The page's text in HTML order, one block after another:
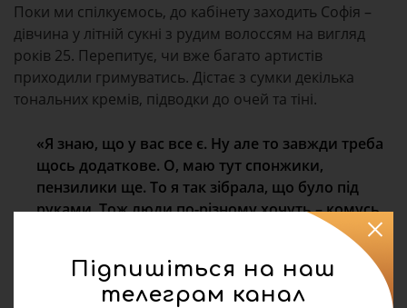
Поки ми спілкуємось, до кабінету заходить Софія –
дівчина у літній сукні з рудим волоссям на вигляд
років 25. Перепитує, чи вже багато артистів
приходили гримуватись. Дістає з сумки декілька
тональних кремів, підводки до очей та тіні.
«Я знаю, що у вас все є. Ну але то завжди треба
щось додаткове. О, маю тут спонжики,
пензилики ще. То я так зібрала, що було під
руками. Тож люди по-різному хочуть – комусь
певно зовсім трішки того гриму треба. О, ще
тапочки собі перевзутись взяла. Ну бо в салоні
то я звикла перевзуватись, мені душно так», –
міркує вслух Софія.
Підпишіться на наш
телеграм канал